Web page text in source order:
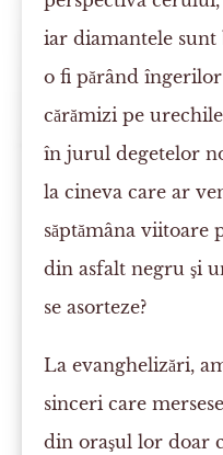
iar diamantele sunt
o fi părând îngerilor
cărămizi pe
în jurul degetelor
la cineva care ar
săptămâna
din asfalt negru şi
se asorteze?
La evanghelizări,
sinceri care
din oraşul lor doar